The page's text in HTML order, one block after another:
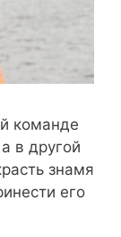
команде
в другой
знамя
его